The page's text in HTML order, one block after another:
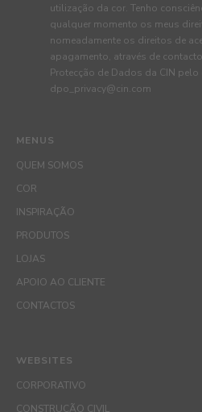
MENUS
QUEM SOMOS
COR
INSPIRAÇÃO
PRODUTOS
LOJAS
APOIO AO CLIENTE
CONTACTOS
utilização da cor. Tenho
qualquer momento os meus
nomeadamente os direitos de
apagamento, através de
Protecção de Dados da CIN
dpo_privacy@cin.com
WEBSITES
CORPORATIVO
CONSTRUÇÃO CIVIL